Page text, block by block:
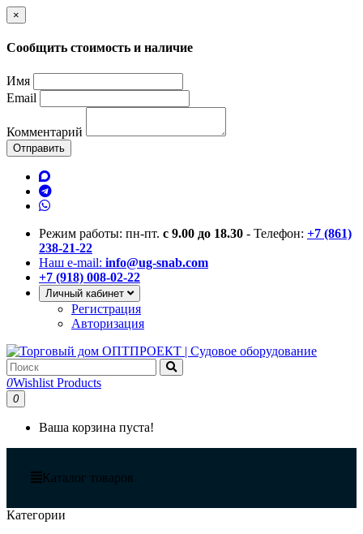
×
Сообщить стоимость и наличие
Имя
Email
Комментарий
Отправить
Режим работы: пн-пт. с 9.00 до 18.30 - Телефон: +7 (861)
238-21-22
Наш e-mail: info@ug-snab.com
+7 (918) 008-02-22
Личный кабинет
Регистрация
Авторизация
0Wishlist Products
0
Ваша корзина пуста!
Каталог товаров
Категории